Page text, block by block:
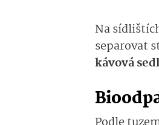
Na
separovat
kávová